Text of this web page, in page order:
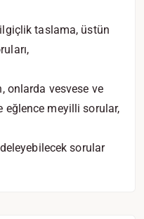
taslama, üstün
onlarda vesvese ve
eğlence meyilli sorular,
sorular